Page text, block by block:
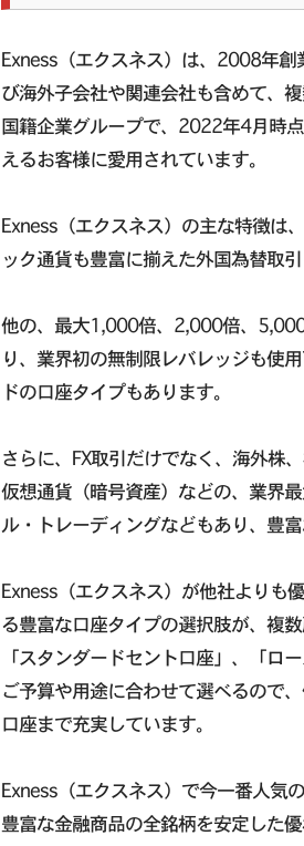
Exness（エクスネス）は、2008年
び海外子会社や関連会社も含めて、
国籍企業グループで、2022年4月時
えるお客様に愛用されています。
Exness（エクスネス）の主な特徴は
ック通貨も豊富に揃えた外国為替取
他の、最大1,000倍、2,000倍、
り、業界初の無制限レバレッジも使
ドの口座タイプもあります。
さらに、FX取引だけでなく、海外株
仮想通貨（暗号資産）などの、業界
ル・トレーディングなどもあり、豊
Exness（エクスネス）が他社よりも
る豊富な口座タイプの選択肢が、複
「スタンダードセント口座」、「ロ
ご予算や用途に合わせて選べるので
口座まで充実しています。
Exness（エクスネス）で今一番人気
豊富な金融商品の全銘柄を安定した